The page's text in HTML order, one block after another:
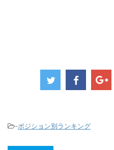
-ポジション別ランキング